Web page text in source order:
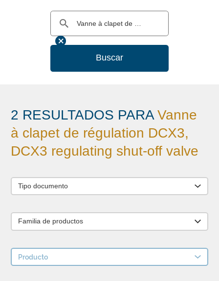
Buscar
2 RESULTADOS PARAVanne
à clapet de régulation DCX3,
DCX3 regulating shut-off valve
Tipo documento
Familia de productos
Producto